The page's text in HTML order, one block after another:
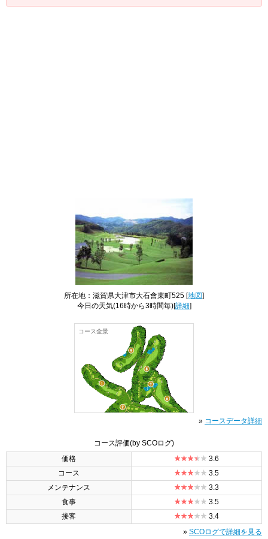
所在地：滋賀県大津市大石會束町525 [地図]
今日の天気(16時から3時間毎)[詳細]
コース全景
» コースデータ詳細
コース評価(by SCOログ)
価格
3.6
コース
3.5
メンテナンス
3.3
食事
3.5
接客
3.4
» SCOログで詳細を見る